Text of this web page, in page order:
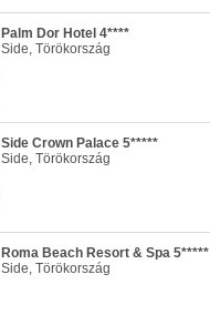
Palm Dor Hotel 4****
Side, Törökország
Side Crown Palace 5*****
Side, Törökország
Roma Beach Resort & Spa 5*****
Side, Törökország